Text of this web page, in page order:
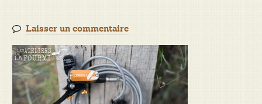
Laisser un commentaire